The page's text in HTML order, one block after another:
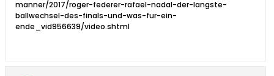
manner/2017/roger-federer-rafael-nadal-der-langste-
ballwechsel-des-finals-und-was-fur-ein-
ende_vid956639/video.shtml